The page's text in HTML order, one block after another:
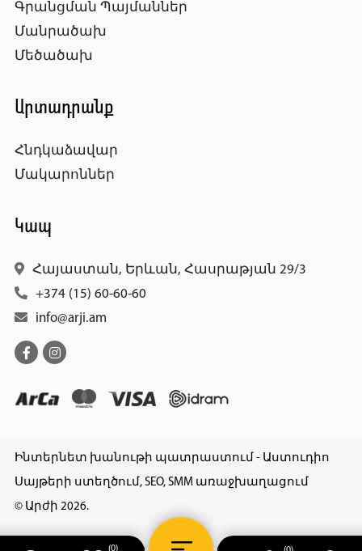
(0)
Գրանցման Պայմաններ
Մանրածախ
Մեծածախ
Արտադրանք
Հնդկաձավար
Մակարոններ
Կապ
Հայաստան, Երևան, Հասրաթյան 29/3
+374 (15) 60-60-60
info@arji.am
© Արժի 2026.
Ինտերնետ խանութի պատրաստում - Աստուդիո
Սայթերի ստեղծում, SEO, SMM առաջխաղացում